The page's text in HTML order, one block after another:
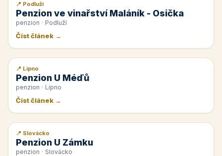
📰 PR článek
📍 Podluží
Penzion ve vinařství Maláník - Osička
penzion · Podluží
Číst článek →
📰 PR článek
📍 Lipno
Penzion U Méďů
penzion · Lipno
Číst článek →
📰 PR článek
📍 Slovácko
Penzion U Zámku
penzion · Slovácko